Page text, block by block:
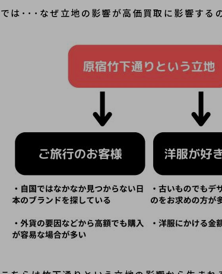
では･･･なぜ立地の影響が高価買取に影響する